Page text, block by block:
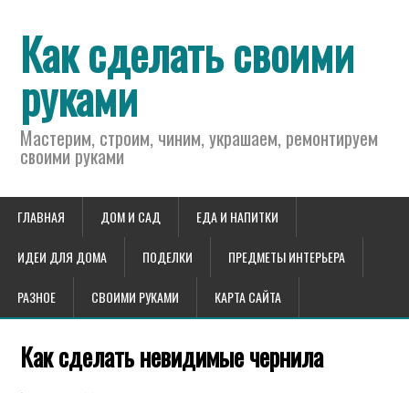
Как сделать своими
руками
Мастерим, строим, чиним, украшаем, ремонтируем
своими руками
ГЛАВНАЯ ДОМ И САД ЕДА И НАПИТКИ
ИДЕИ ДЛЯ ДОМА ПОДЕЛКИ ПРЕДМЕТЫ ИНТЕРЬЕРА
РАЗНОЕ СВОИМИ РУКАМИ КАРТА САЙТА
Как сделать невидимые чернила